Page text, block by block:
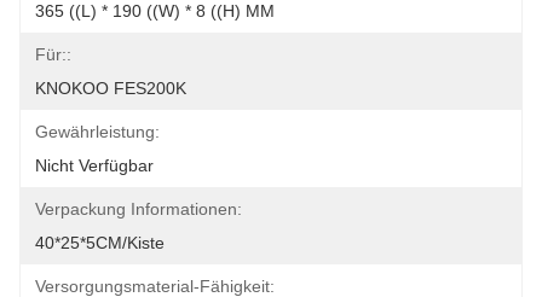
365 ((L) * 190 ((W) * 8 ((H) MM
Für::
KNOKOO FES200K
Gewährleistung:
Nicht Verfügbar
Verpackung Informationen:
40*25*5CM/Kiste
Versorgungsmaterial-Fähigkeit: